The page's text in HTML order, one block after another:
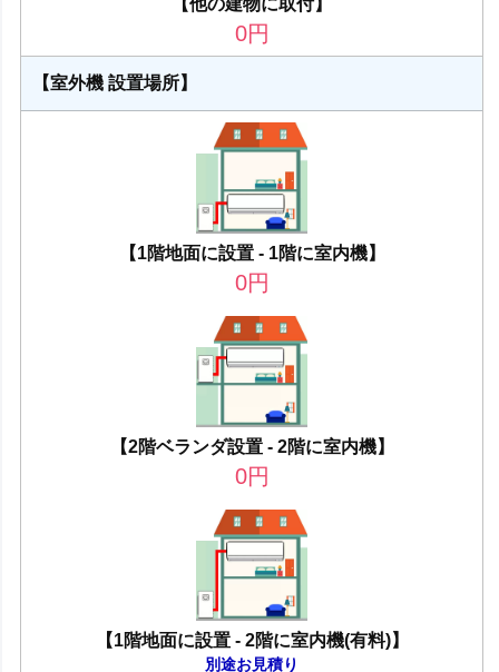
0円
【室外機 設置場所】
【1階地面に設置 - 1階に室内機】
0円
【2階ベランダ設置 - 2階に室内機】
0円
【1階地面に設置 - 2階に室内機(有料)】
別途お見積り